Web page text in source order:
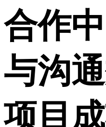
合作
与沟
项目